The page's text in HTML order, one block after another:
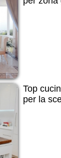
Top
per la